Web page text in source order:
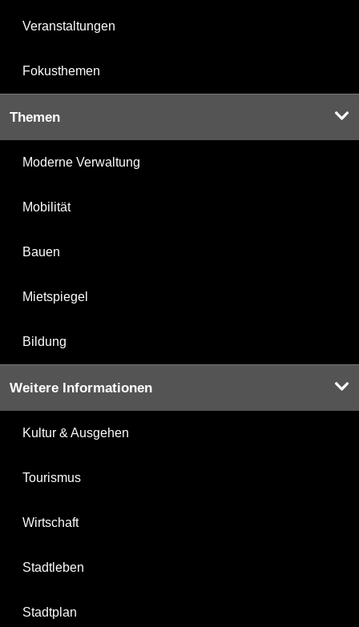
Veranstaltungen
Fokusthemen
Themen
Moderne Verwaltung
Mobilität
Bauen
Mietspiegel
Bildung
Weitere Informationen
Kultur & Ausgehen
Tourismus
Wirtschaft
Stadtleben
Stadtplan